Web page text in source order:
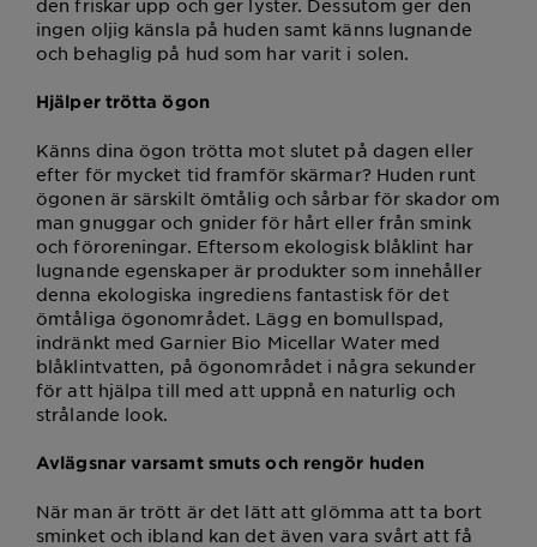
den friskar upp och ger lyster. Dessutom ger den
ingen oljig känsla på huden samt känns lugnande
och behaglig på hud som har varit i solen.
Hjälper trötta ögon
Känns dina ögon trötta mot slutet på dagen eller
efter för mycket tid framför skärmar? Huden runt
ögonen är särskilt ömtålig och sårbar för skador om
man gnuggar och gnider för hårt eller från smink
och föroreningar. Eftersom ekologisk blåklint har
lugnande egenskaper är produkter som innehåller
denna ekologiska ingrediens fantastisk för det
ömtåliga ögonområdet. Lägg en bomullspad,
indränkt med Garnier Bio Micellar Water med
blåklintvatten, på ögonområdet i några sekunder
för att hjälpa till med att uppnå en naturlig och
strålande look.
Avlägsnar varsamt smuts och rengör huden
När man är trött är det lätt att glömma att ta bort
sminket och ibland kan det även vara svårt att få